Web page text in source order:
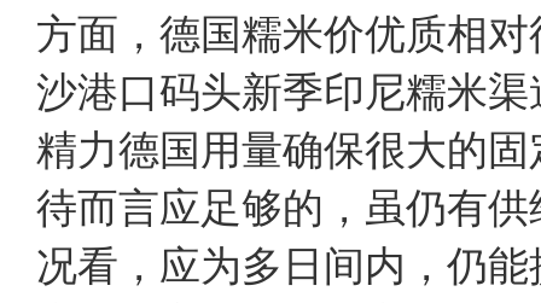
方面，德国糯米价优质相
沙港口码头新季印尼糯米
精力德国用量确保很大的
待而言应足够的，虽仍有
况看，应为多日间内，仍